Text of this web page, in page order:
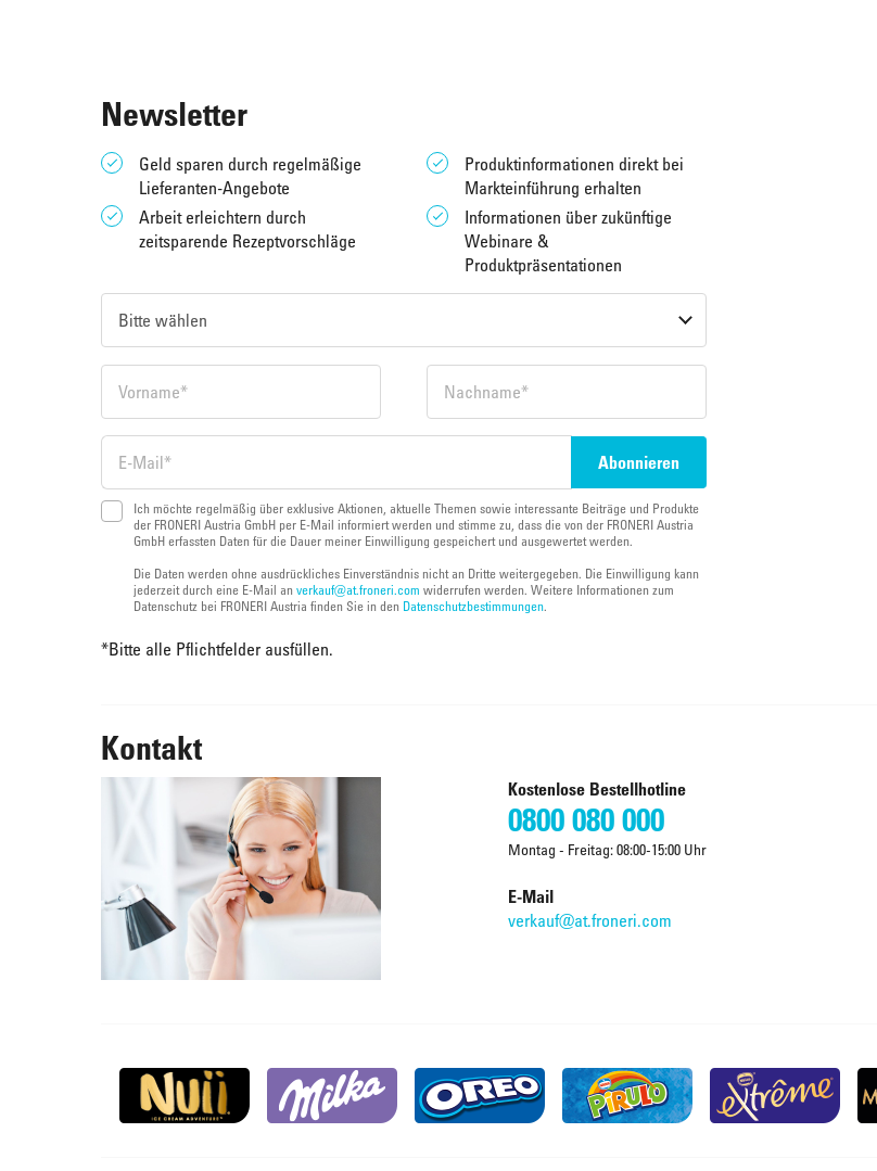
Newsletter
Geld sparen durch regelmäßige
Lieferanten-Angebote
Produktinformationen direkt bei
Markteinführung erhalten
Arbeit erleichtern durch
zeitsparende Rezeptvorschläge
Informationen über zukünftige
Webinare &
Produktpräsentationen
Ich möchte regelmäßig über exklusive Aktionen, aktuelle Themen sowie interessante Beiträge und Produkte
der FRONERI Austria GmbH per E-Mail informiert werden und stimme zu, dass die von der FRONERI Austria
GmbH erfassten Daten für die Dauer meiner Einwilligung gespeichert und ausgewertet werden.
Die Daten werden ohne ausdrückliches Einverständnis nicht an Dritte weitergegeben. Die Einwilligung kann
jederzeit durch eine E-Mail an verkauf@at.froneri.com widerrufen werden. Weitere Informationen zum
Datenschutz bei FRONERI Austria finden Sie in den Datenschutzbestimmungen.
*Bitte alle Pflichtfelder ausfüllen.
Kontakt
Kostenlose Bestellhotline
0800 080 000
Montag - Freitag: 08:00-15:00 Uhr
E-Mail
verkauf@at.froneri.com